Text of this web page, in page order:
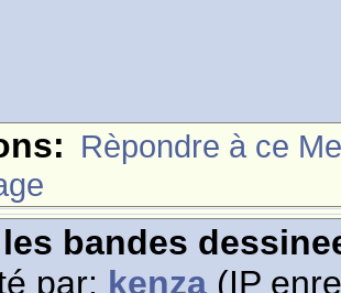
Rèpondre à ce
bandes
par: kenza (IP